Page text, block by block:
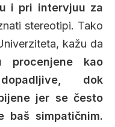
i pri intervjuu za
stereotipi. Tako
kažu da
procenjene kao
dok
jer se često
baš simpatičnim.